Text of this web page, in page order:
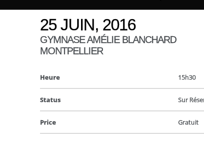
25 JUIN, 2016
GYMNASE AMÉLIE BLANCHARD
MONTPELLIER
Heure 15h30
Status Sur
Price Gratuit